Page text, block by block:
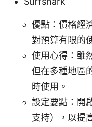
優點：價格經
對預算有限的
使用心得：雖
但在多種地區
時使用。
設定要點：開
支持），以提